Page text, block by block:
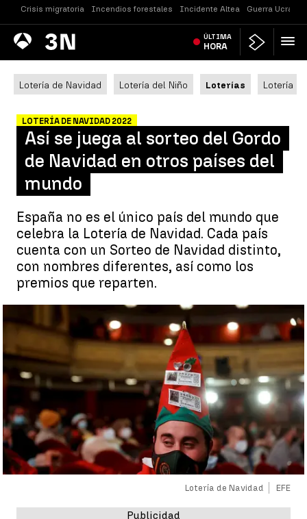
Crisis migratoria Incendios forestales Incidente Altea Guerra Ucrania
Antena
3 Noticias ÚLTIMA
HORA
Lotería de Navidad Lotería del Niño Loterías Lotería
LOTERÍA DE NAVIDAD 2022
Así se juega al sorteo del Gordo
de Navidad en otros países del
mundo
España no es el único país del mundo que
celebra la Lotería de Navidad. Cada país
cuenta con un Sorteo de Navidad distinto,
con nombres diferentes, así como los
premios que reparten.
Lotería de Navidad EFE